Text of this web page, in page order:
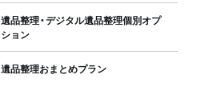
遺品整理・デジタル遺品整理個別オプ
ション
遺品整理おまとめプラン